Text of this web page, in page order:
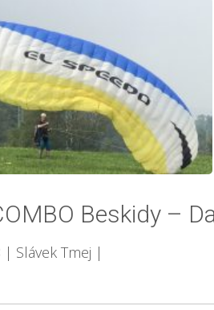
Beskidy –
| Slávek Tmej |